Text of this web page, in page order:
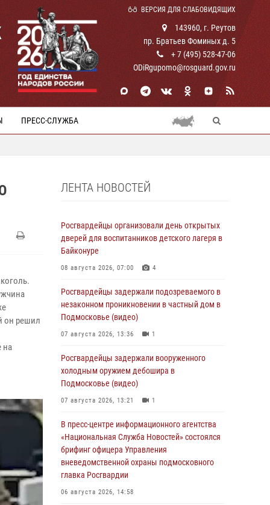
ВЕРСИЯ ДЛЯ СЛАБОВИДЯЩИХ
143960, г. Реутов
пр. Братьев Фоминых д. 5
+ 7 (495) 528-47-06
ODiRgupomo@rosguard.gov.ru
ПРЕСС-СЛУЖБА
он решил
на
ЛЕНТА НОВОСТЕЙ
Росгвардейцы организовали день открытых
дверей для воспитанников детского лагеря в
Байконуре
08 августа 2026, 07:00 4
Росгвардейцы задержали подозреваемого в
незаконном проникновении в частный дом в
Подмосковье (видео)
07 августа 2026, 13:36 1
Росгвардейцы задержали вооруженного
холодным оружием дебошира в
Подмосковье (видео)
07 августа 2026, 13:21 1
В пресс-центре информационного агентства
«Национальная Служба Новостей» состоялся
брифинг офицера Управления
вневедомственной охраны подмосковного
главка Росгвардии
06 августа 2026, 14:58